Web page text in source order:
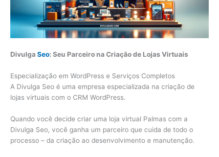
DivulgaSeo: Seu Parceiro na Criação de Lojas Virtuais
Especialização em WordPress e Serviços Completos
A Divulga Seo é uma empresa especializada na criação de
lojas virtuais com o CRM WordPress.
Quando você decide criar uma loja virtual Palmas com a
Divulga Seo, você ganha um parceiro que cuida de todo o
processo – da criação ao desenvolvimento e manutenção.